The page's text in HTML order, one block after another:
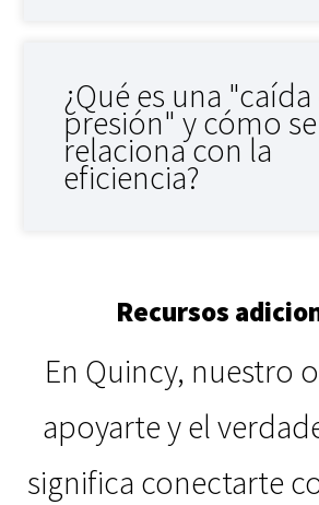
¿Qué es una
presión" y cómo se
relaciona con la
eficiencia?
Recursos
En Quincy, nuestro
apoyarte y el
significa conectarte